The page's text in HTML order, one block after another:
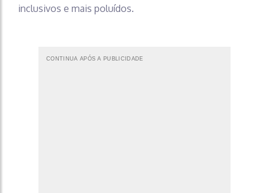
inclusivos e mais poluídos.
CONTINUA APÓS A PUBLICIDADE